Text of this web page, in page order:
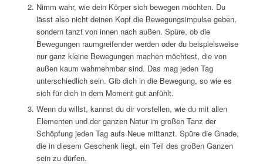
Nimm wahr, wie dein Körper sich bewegen möchten. Du
lässt also nicht deinen Kopf die Bewegungsimpulse geben,
sondern tanzt von innen nach außen. Spüre, ob die
Bewegungen raumgreifender werden oder du beispielsweise
nur ganz kleine Bewegungen machen möchtest, die von
außen kaum wahrnehmbar sind. Das mag jeden Tag
unterschiedlich sein. Gib dich in die Bewegung, so wie es
sich für dich in dem Moment gut anfühlt.
Wenn du willst, kannst du dir vorstellen, wie du mit allen
Elementen und der ganzen Natur im großen Tanz der
Schöpfung jeden Tag aufs Neue mittanzt. Spüre die Gnade,
die in diesem Geschenk liegt, ein Teil des großen Ganzen
sein zu dürfen.